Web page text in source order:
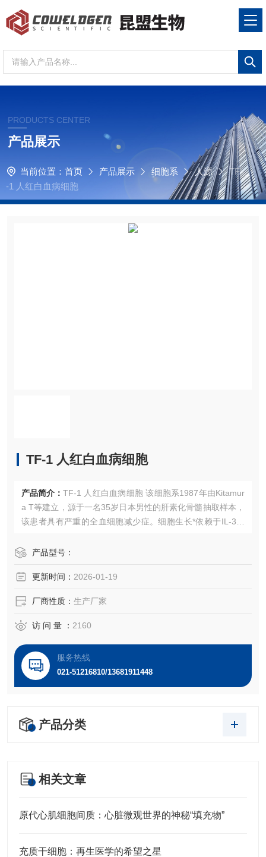
PRODUCTS CENTER
产品展示
当前位置： 首页 产品展示 细胞系 人源
TF
-1 人红白血病细胞
TF-1 人红白血病细胞
产品简介： TF-1 人红白血病细胞 该细胞系1987年由Kitamur
a T等建立，源于一名35岁日本男性的肝素化骨髓抽取样本，
该患者具有严重的全血细胞减少症。细胞生长*依赖于IL-3或
都有作用，如：IL-1、IL-4、IL-6、IL-9、IL-11、IL-13、CS
产品型号：
更新时间： 2026-01-19
厂商性质： 生产厂家
访 问 量 ： 2160
服务热线
021-51216810/13681911448
产品分类
相关文章
原代心肌细胞间质：心脏微观世界的神秘“填充物”
充质干细胞：再生医学的希望之星